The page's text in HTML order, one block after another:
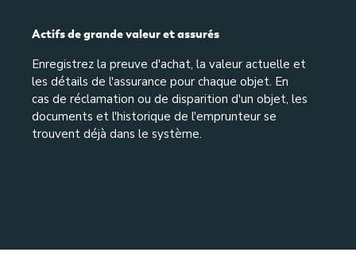
Actifs de grande valeur et assurés
Enregistrez la preuve d'achat, la valeur actuelle et
les détails de l'assurance pour chaque objet. En
cas de réclamation ou de disparition d'un objet, les
documents et l'historique de l'emprunteur se
trouvent déjà dans le système.